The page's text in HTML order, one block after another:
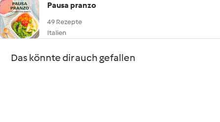
Pausa pranzo
49 Rezepte
Italien
Das könnte dir auch gefallen